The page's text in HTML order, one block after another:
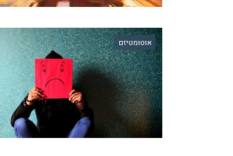
אוטומטיזם